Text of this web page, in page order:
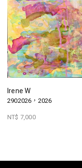
Irene W
2902026，2026
NT$ 7,000